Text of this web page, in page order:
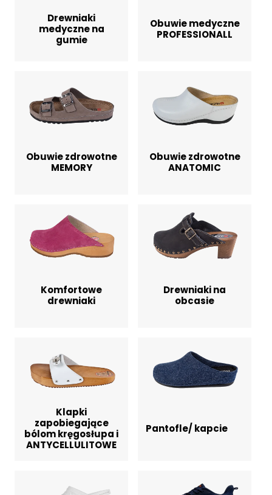
Drewniaki
medyczne na
gumie
Obuwie medyczne
PROFESSIONALL
Obuwie zdrowotne
MEMORY
Obuwie zdrowotne
ANATOMIC
Komfortowe
drewniaki
Drewniaki na
obcasie
Klapki
zapobiegające
bólom kręgosłupa i
ANTYCELLULITOWE
Pantofle/ kapcie